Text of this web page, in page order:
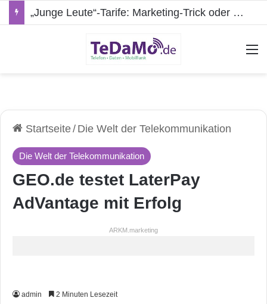
„Junge Leute“-Tarife: Marketing-Trick oder echte Vorteile?
Startseite/ Die Welt der Telekommunikation
Die Welt der Telekommunikation
GEO.de testet LaterPay
AdVantage mit Erfolg
ARKM.marketing
admin 2 Minuten Lesezeit